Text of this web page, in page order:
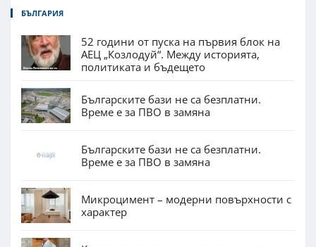
БЪЛГАРИЯ
52 години от пуска на първия блок на
АЕЦ „Козлодуй“. Между историята,
политиката и бъдещето
Българските бази не са безплатни.
Време е за ПВО в замяна
Българските бази не са безплатни.
Време е за ПВО в замяна
Микроцимент – модерни повърхности с
характер